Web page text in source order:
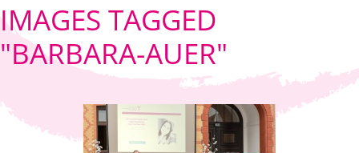
IMAGES TAGGED
"BARBARA-AUER"